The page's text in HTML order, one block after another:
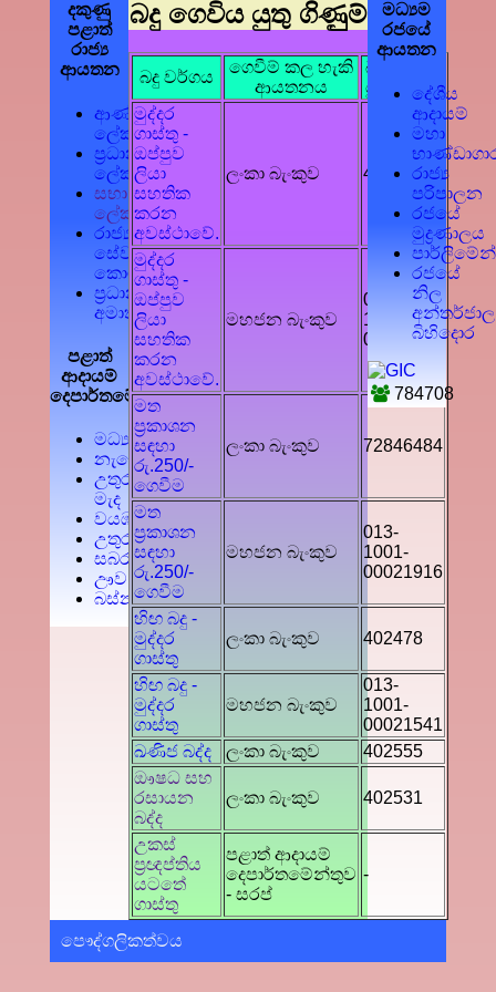
දකුණු
පළාත්
රාජ්‍ය
ආයතන
ආණ්ඩුකාර
ලේකම්
ප්‍රධාන
ලේකම්
සභා
ලේකම්
රාජ්‍ය
සේවා
කොමිෂම
ප්‍රධාන
අමාත්‍ය
පළාත්
ආදායම්
දෙපාර්තමේන්තු
මධ්‍යම
නැගෙනහිර
උතුරු
මැද
වයඹ
උතුර
සබරගමුව
ඌව
බස්නාහිර
බදු ගෙවිය යුතු ගිණුුම්
බදු වර්ගය
ගෙවීම් කල හැකි
ආයතනය
බදු ගෙවිය
යුතු ගිණුුම්
මුද්දර
ගාස්තු -
ඔප්පුව
ලියා
සහතික
කරන
අවස්ථාවේ.
ලංකා බැංකුව 402478
මුද්දර
ගාස්තු -
ඔප්පුව
ලියා
සහතික
කරන
අවස්ථාවේ.
මහජන බැංකුව
013-
1001-
00021541
මත
ප්‍රකාශන
සඳහා
රු.250/-
ගෙවීම
ලංකා බැංකුව 72846484
මත
ප්‍රකාශන
සඳහා
රු.250/-
ගෙවීම
මහජන බැංකුව
013-
1001-
00021916
හිඟ බදු -
මුද්දර
ගාස්තු
ලංකා බැංකුව 402478
හිඟ බදු -
මුද්දර
ගාස්තු
මහජන බැංකුව
013-
1001-
00021541
ඛණිජ බද්ද
ලංකා බැංකුව
402555
ඖෂධ සහ
රසායන
බද්ද
ලංකා බැංකුව 402531
උකස්
ප්‍රඥප්තිය
යටතේ
ගාස්තු
පළාත් ආදායම්
දෙපාර්තමේන්තුව
- සරප්
-
මධ්‍යම
රජයේ
ආයතන
දේශීය
ආදායම්
මහා
රාජ්‍ය
පරිපාලන
රජයේ
මුද්‍රණාලය
රජයේ
නිල
අන්තර්ජාල
බිහිදොර
784708
පෞද්ගලිකත්වය